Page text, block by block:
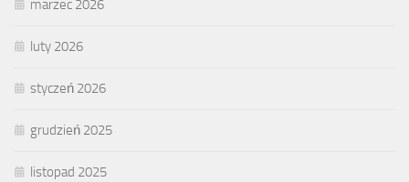
marzec 2026
luty 2026
styczeń 2026
grudzień 2025
listopad 2025